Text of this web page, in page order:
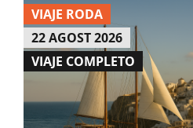
VIAJE RODA
VIAJE COMPLETO
22 AGOST 2026